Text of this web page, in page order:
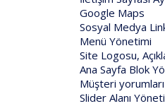
Google Maps
Sosyal Medya
Menü Yönetimi
Site Logosu,
Ana Sayfa Blok
Müşteri
Slider Alanı